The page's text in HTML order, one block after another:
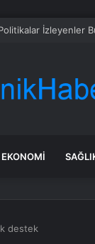
Tepki
EKONOMI
destek